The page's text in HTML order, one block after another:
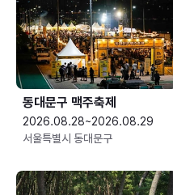
동대문구 맥주축제
2026.08.28~2026.08.29
서울특별시 동대문구